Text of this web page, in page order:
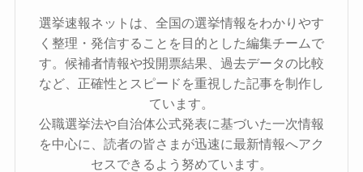
選挙速報ネットは、全国の選挙情報をわかりやす
く整理・発信することを目的とした編集チームで
す。候補者情報や投開票結果、過去データの比較
など、正確性とスピードを重視した記事を制作し
ています。
公職選挙法や自治体公式発表に基づいた一次情報
を中心に、読者の皆さまが迅速に最新情報へアク
セスできるよう努めています。